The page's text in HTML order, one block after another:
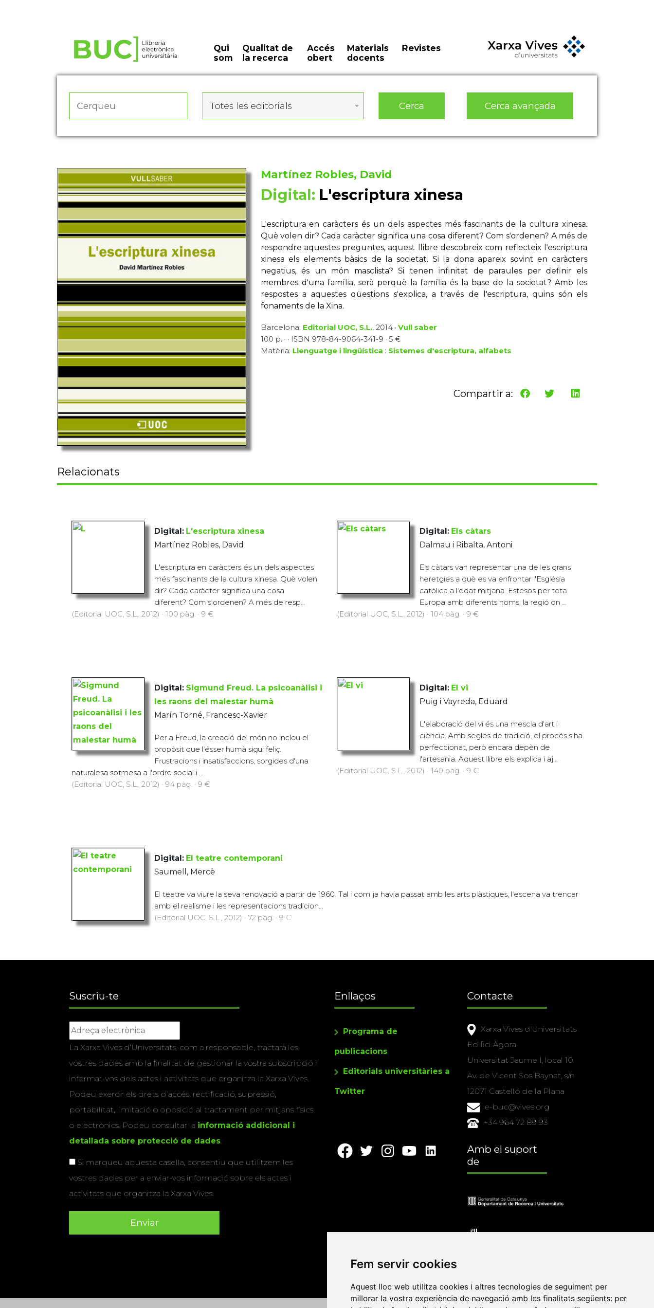
Fem servir cookies
Aquest lloc web utilitza cookies i altres tecnologies de seguiment per
millorar la vostra experiència de navegació amb les finalitats següents: per
Qui
som
Qualitat de
la recerca
Accés
obert
Materials
docents
Revistes
Totes les editorials Cerca Cerca avançada
Martínez Robles, David
Digital: L'escriptura xinesa
L'escriptura en caràcters és un dels aspectes més fascinants de la cultura xinesa.
Què volen dir? Cada caràcter significa una cosa diferent? Com s'ordenen? A més de
respondre aquestes preguntes, aquest llibre descobreix com reflecteix l'escriptura
xinesa els elements bàsics de la societat. Si la dona apareix sovint en caràcters
negatius, és un món masclista? Si tenen infinitat de paraules per definir els
membres d'una família, serà perquè la família és la base de la societat? Amb les
respostes a aquestes qüestions s'explica, a través de l'escriptura, quins són els
fonaments de la Xina.
Barcelona: Editorial UOC, S.L., 2014 · Vull saber
100 p. · · ISBN 978-84-9064-341-9 · 5 €
Matèria: Llenguatge i lingüística : Sistemes d'escriptura, alfabets
Compartir a:
Relacionats
Digital: L'escriptura xinesa
Martínez Robles, David
L'escriptura en caràcters és un dels aspectes
més fascinants de la cultura xinesa. Què volen
dir? Cada caràcter significa una cosa
diferent? Com s'ordenen? A més de resp...
(Editorial UOC, S.L., 2012) · 100 pàg. · 9 €
Digital: Els càtars
Dalmau i Ribalta, Antoni
Els càtars van representar una de les grans
heretgies a què es va enfrontar l'Església
catòlica a l'edat mitjana. Estesos per tota
Europa amb diferents noms, la regió on ...
(Editorial UOC, S.L., 2012) · 104 pàg. · 9 €
Digital: Sigmund Freud. La psicoanàlisi i
les raons del malestar humà
Marín Torné, Francesc-Xavier
Per a Freud, la creació del món no inclou el
propòsit que l'ésser humà sigui feliç.
Frustracions i insatisfaccions, sorgides d'una
naturalesa sotmesa a l'ordre social i ...
(Editorial UOC, S.L., 2012) · 94 pàg. · 9 €
Digital: El vi
Puig i Vayreda, Eduard
L'elaboració del vi és una mescla d'art i
ciència. Amb segles de tradició, el procés s'ha
perfeccionat, però encara depèn de
l'artesania. Aquest llibre els explica i aj...
(Editorial UOC, S.L., 2012) · 140 pàg. · 9 €
Digital: El teatre contemporani
Saumell, Mercè
El teatre va viure la seva renovació a partir de 1960. Tal i com ja havia passat amb les arts plàstiques, l'escena va trencar
amb el realisme i les representacions tradicion...
(Editorial UOC, S.L., 2012) · 72 pàg. · 9 €
Suscriu-te
La Xarxa Vives d’Universitats, com a responsable, tractarà les
vostres dades amb la finalitat de gestionar la vostra subscripció i
informar-vos dels actes i activitats que organitza la Xarxa Vives.
Podeu exercir els drets d’accés, rectificació, supressió,
portabilitat, limitació o oposició al tractament per mitjans físics
o electrònics. Podeu consultar la informació addicional i
detallada sobre protecció de dades
Si marqueu aquesta casella, consentiu que utilitzem les
vostres dades per a enviar-vos informació sobre els actes i
activitats que organitza la Xarxa Vives.
Enllaços
Programa de
publicacions
Editorials universitàries a
Twitter
Contacte
Xarxa Vives d'Universitats
Edifici Àgora
Universitat Jaume I, local 10
Av. de Vicent Sos Baynat, s/n
12071 Castelló de la Plana
e-buc@vives.org
+34 964 72 89 93
Amb el suport
de